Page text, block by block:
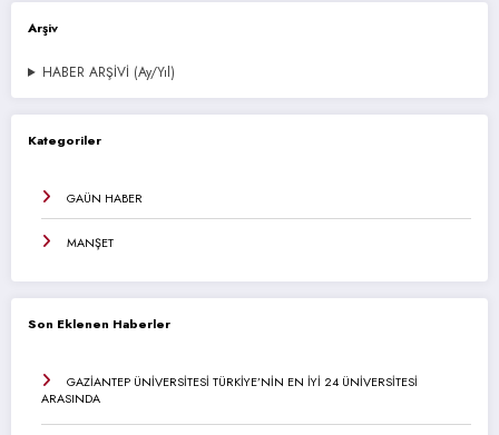
Arşiv
HABER ARŞİVİ (Ay/Yıl)
Kategoriler
GAÜN HABER
MANŞET
Son Eklenen Haberler
GAZİANTEP ÜNİVERSİTESİ TÜRKİYE’NİN EN İYİ 24 ÜNİVERSİTESİ
ARASINDA